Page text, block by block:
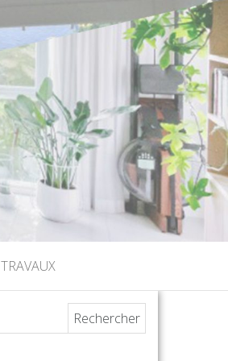
TRAVAUX